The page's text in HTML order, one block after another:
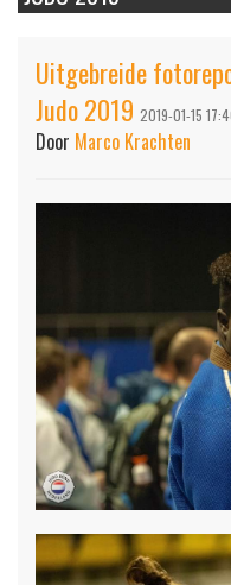
Uitgebreide
Judo 2019 2019-01-15
Door Marco Krachten